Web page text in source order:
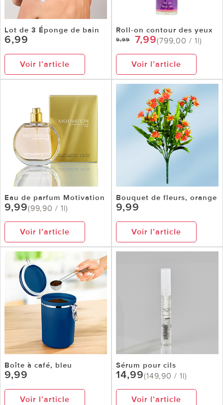
Lot de 3 Éponge de bain
6,99
Voir l’article
Roll-on contour des yeux
9,99 7,99(799,00 / 1l)
Voir l’article
Eau de parfum Motivation
9,99(99,90 / 1l)
Voir l’article
Bouquet de fleurs, orange
9,99
Voir l’article
Boîte à café, bleu
9,99
Voir l’article
Sérum pour cils
14,99(149,90 / 1l)
Voir l’article